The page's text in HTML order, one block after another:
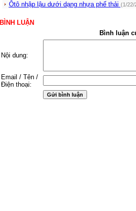
Ôtô nhập lậu dưới dạng nhựa phế thải (1/22/
BÌNH LUẬN
Bình luận
Nội dung:
Email / Tên /
Điện thoại: